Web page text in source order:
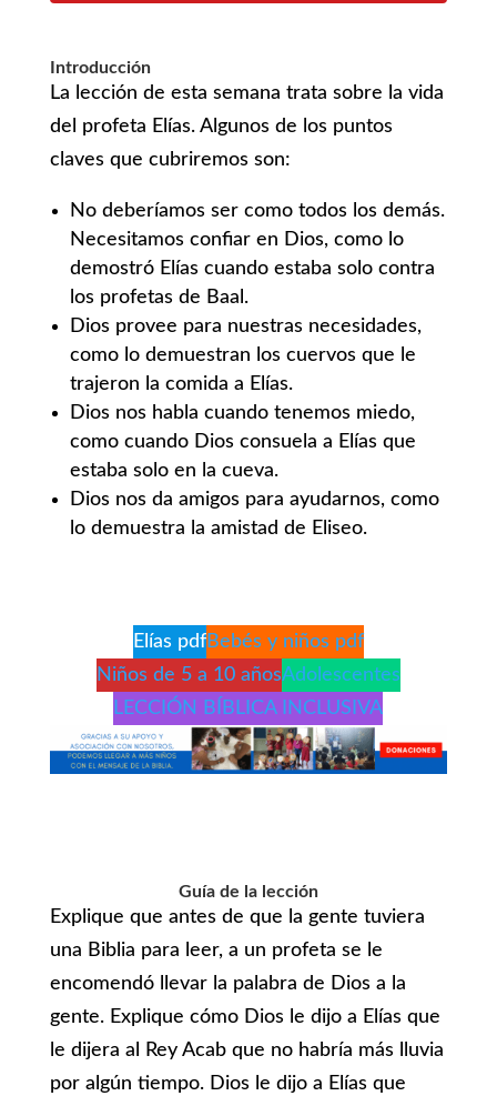
Introducción
La lección de esta semana trata sobre la vida
del profeta Elías. Algunos de los puntos
claves que cubriremos son:
No deberíamos ser como todos los demás.
Necesitamos confiar en Dios, como lo
demostró Elías cuando estaba solo contra
los profetas de Baal.
Dios provee para nuestras necesidades,
como lo demuestran los cuervos que le
trajeron la comida a Elías.
Dios nos habla cuando tenemos miedo,
como cuando Dios consuela a Elías que
estaba solo en la cueva.
Dios nos da amigos para ayudarnos, como
lo demuestra la amistad de Eliseo.
Elías pdfBebés y niños pdf
Niños de 5 a 10 añosAdolescentes
LECCIÓN BÍBLICA INCLUSIVA
Guía de la lección
Explique que antes de que la gente tuviera
una Biblia para leer, a un profeta se le
encomendó llevar la palabra de Dios a la
gente. Explique cómo Dios le dijo a Elías que
le dijera al Rey Acab que no habría más lluvia
por algún tiempo. Dios le dijo a Elías que